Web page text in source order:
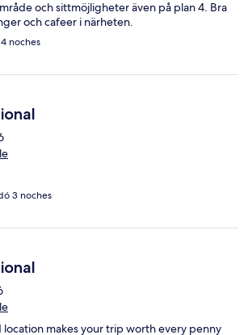
och sittmöjligheter även på plan 4. Bra
och cafeer i närheten.
noches
3 noches
location makes your trip worth every penny